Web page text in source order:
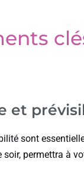
et
sont
permettra à